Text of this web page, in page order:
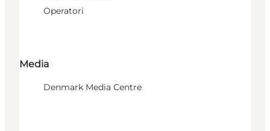
Operatori
Media
Denmark Media Centre